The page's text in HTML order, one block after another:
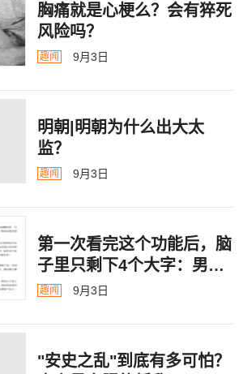
胸痛就是心梗么？会有猝死
风险吗？
趣闻 9月3日
明朝|明朝为什么出大太
监？ ​​​
趣闻 9月3日
第一次看完这个功能后，脑
子里只剩下4个大字：男德
银行
趣闻 9月3日
"安史之乱"到底有多可怕？